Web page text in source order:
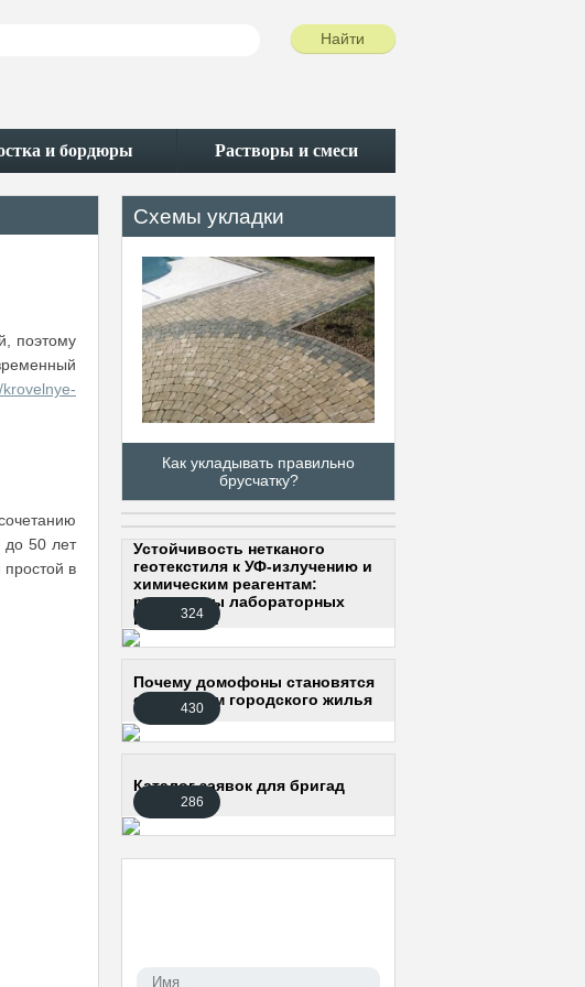
и бордюры Растворы и смеси
поэтому
до 50 лет
в
Схемы укладки
Как укладывать правильно
брусчатку?
Устойчивость нетканого
геотекстиля к УФ-излучению и
химическим реагентам:
результаты лабораторных
испытаний
324
Почему домофоны становятся
стандартом городского жилья
430
Каталог заявок для бригад
286